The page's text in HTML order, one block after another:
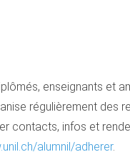
enseignants et
régulièrement des
contacts, infos et
alumnil/adherer.